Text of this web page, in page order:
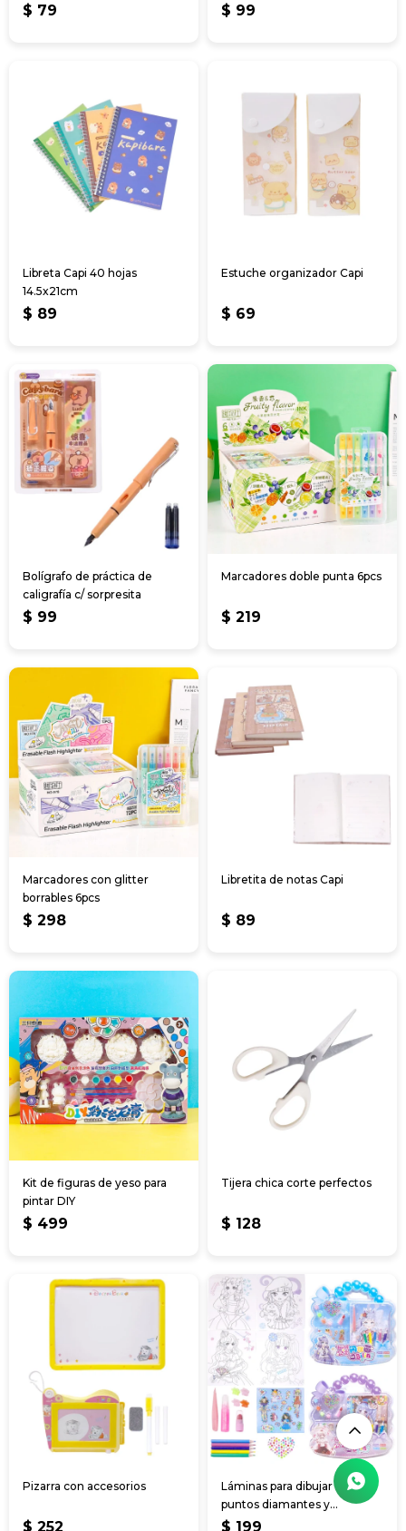
$ 79 $ 99
Libreta Capi 40 hojas
14.5x21cm
$ 89
Estuche organizador Capi
$ 69
Bolígrafo de práctica de
caligrafía c/ sorpresita
$ 99
Marcadores doble punta 6pcs
$ 219
Marcadores con glitter
borrables 6pcs
$ 298
Libretita de notas Capi
$ 89
Kit de figuras de yeso para
pintar DIY
$ 499
Tijera chica corte perfectos
$ 128
Pizarra con accesorios
$ 252
Láminas para dibujar c/
puntos diamantes y
pinturitas
$ 199